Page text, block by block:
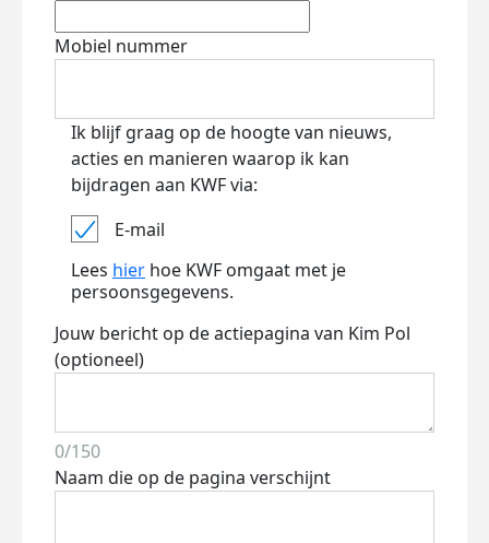
Mobiel nummer
Ik blijf graag op de hoogte van nieuws,
acties en manieren waarop ik kan
bijdragen aan KWF via:
E-mail
Lees hier hoe KWF omgaat met je
persoonsgegevens.
Jouw bericht op de actiepagina van Kim Pol
(optioneel)
0/150
Naam die op de pagina verschijnt